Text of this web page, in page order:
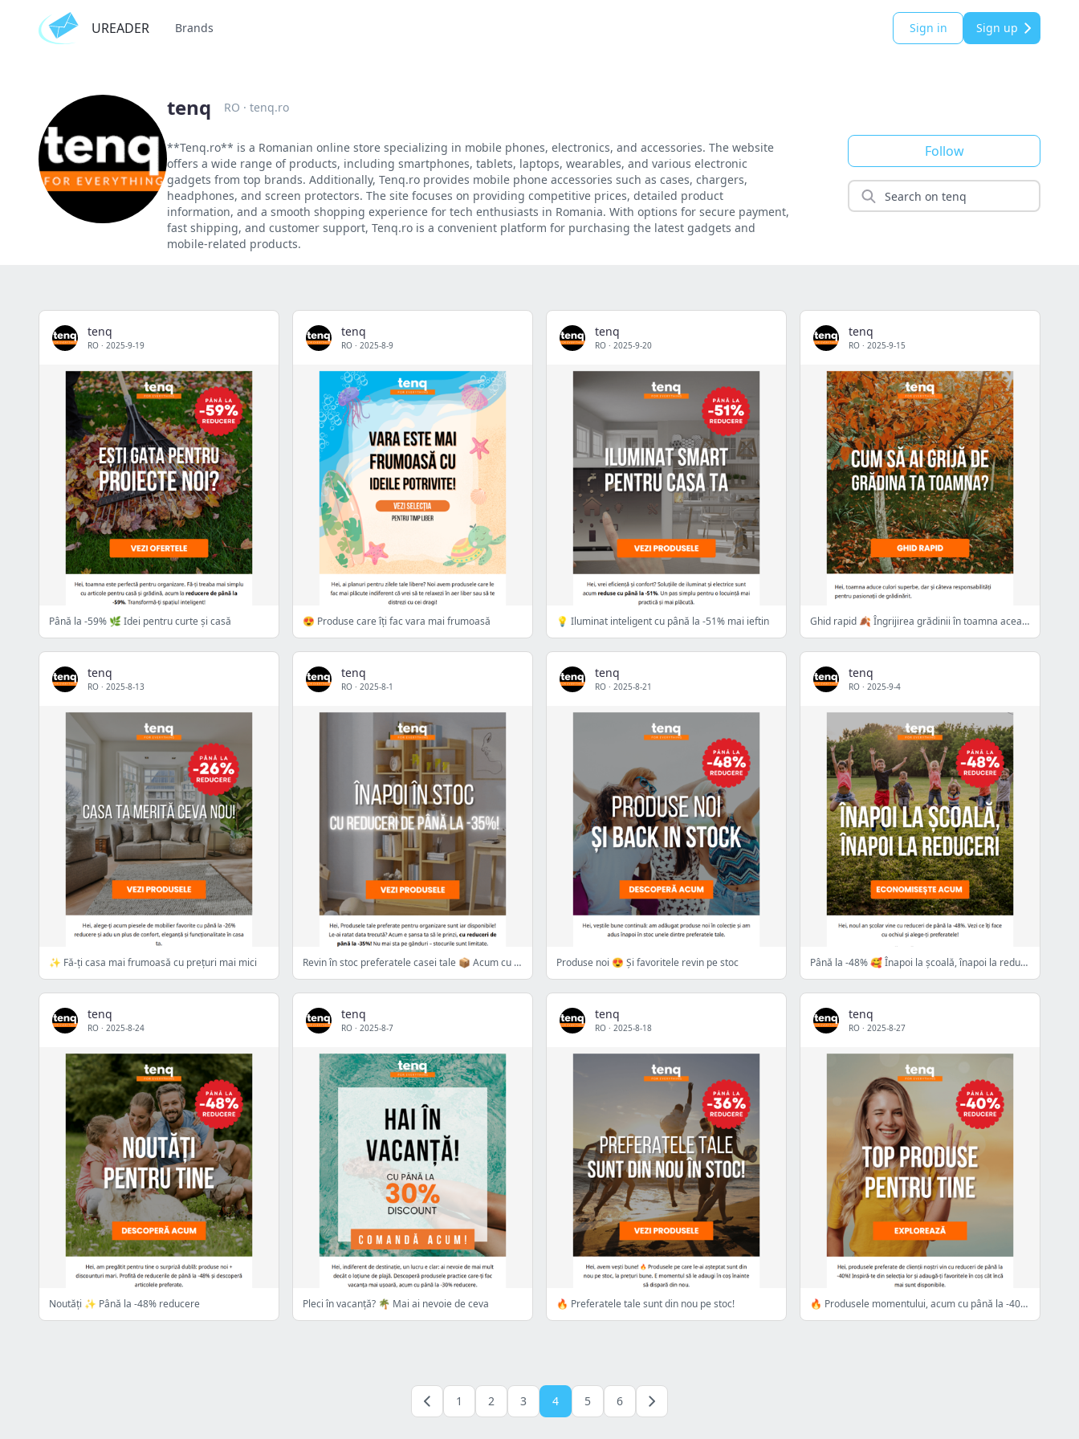
UREADER Brands Sign in Sign up
tenq RO · tenq.ro
**Tenq.ro** is a Romanian online store specializing in mobile phones, electronics, and accessories. The website
offers a wide range of products, including smartphones, tablets, laptops, wearables, and various electronic
gadgets from top brands. Additionally, Tenq.ro provides mobile phone accessories such as cases, chargers,
headphones, and screen protectors. The site focuses on providing competitive prices, detailed product
information, and a smooth shopping experience for tech enthusiasts in Romania. With options for secure payment,
fast shipping, and customer support, Tenq.ro is a convenient platform for purchasing the latest gadgets and
mobile-related products.
Follow
tenq
RO · 2025-9-19
Până la -59% 🌿 Idei pentru curte și casă
tenq
RO · 2025-8-9
😍 Produse care îți fac vara mai frumoasă
tenq
RO · 2025-9-20
💡 Iluminat inteligent cu până la -51% mai ieftin
tenq
RO · 2025-9-15
Ghid rapid 🍂 Îngrijirea grădinii în toamna aceasta
tenq
RO · 2025-8-13
✨ Fă-ți casa mai frumoasă cu prețuri mai mici
tenq
RO · 2025-8-1
Revin în stoc preferatele casei tale 📦 Acum cu până la -35%!
tenq
RO · 2025-8-21
Produse noi 😍 Și favoritele revin pe stoc
tenq
RO · 2025-9-4
Până la -48% 🥰 Înapoi la școală, înapoi la reduceri
tenq
RO · 2025-8-24
Noutăți ✨ Până la -48% reducere
tenq
RO · 2025-8-7
Pleci în vacanță? 🌴 Mai ai nevoie de ceva
tenq
RO · 2025-8-18
🔥 Preferatele tale sunt din nou pe stoc!
tenq
RO · 2025-8-27
🔥 Produsele momentului, acum cu până la -40% reducere
1 2 3 4 5 6